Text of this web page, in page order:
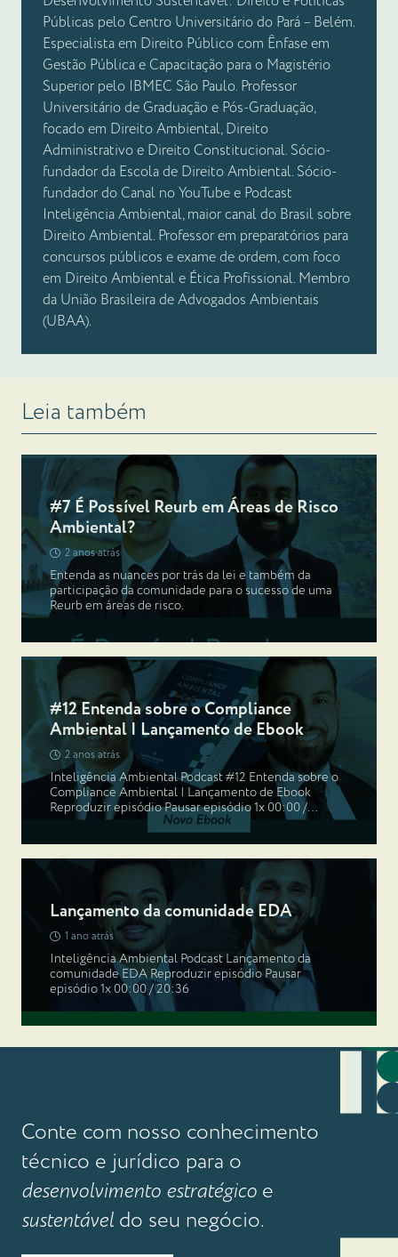
Públicas pelo Centro Universitário do Pará – Belém.
Especialista em Direito Público com Ênfase em
Gestão Pública e Capacitação para o Magistério
Superior pelo IBMEC São Paulo. Professor
Universitário de Graduação e Pós-Graduação,
focado em Direito Ambiental, Direito
Administrativo e Direito Constitucional. Sócio-
fundador da Escola de Direito Ambiental. Sócio-
fundador do Canal no YouTube e Podcast
Inteligência Ambiental, maior canal do Brasil sobre
Direito Ambiental. Professor em preparatórios para
concursos públicos e exame de ordem, com foco
em Direito Ambiental e Ética Profissional. Membro
da União Brasileira de Advogados Ambientais
(UBAA).
Leia também
#7 É Possível Reurb em Áreas de Risco
Ambiental?
2 anos atrás
Entenda as nuances por trás da lei e também da
participação da comunidade para o sucesso de uma
Reurb em áreas de risco.
#12 Entenda sobre o Compliance
Ambiental | Lançamento de Ebook
2 anos atrás
Inteligência Ambiental Podcast #12 Entenda sobre o
Compliance Ambiental | Lançamento de Ebook
Reproduzir episódio Pausar episódio 1x 00:00 /…
Lançamento da comunidade EDA
1 ano atrás
Inteligência Ambiental Podcast Lançamento da
comunidade EDA Reproduzir episódio Pausar
episódio 1x 00:00 / 20:36
Conte com nosso conhecimento
técnico e jurídico para o
desenvolvimento estratégico e
sustentável do seu negócio.